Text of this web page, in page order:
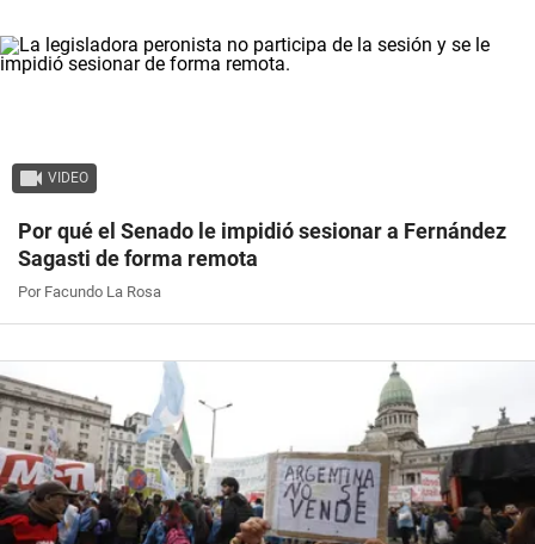
VIDEO
Por qué el Senado le impidió sesionar a Fernández
Sagasti de forma remota
Por Facundo La Rosa